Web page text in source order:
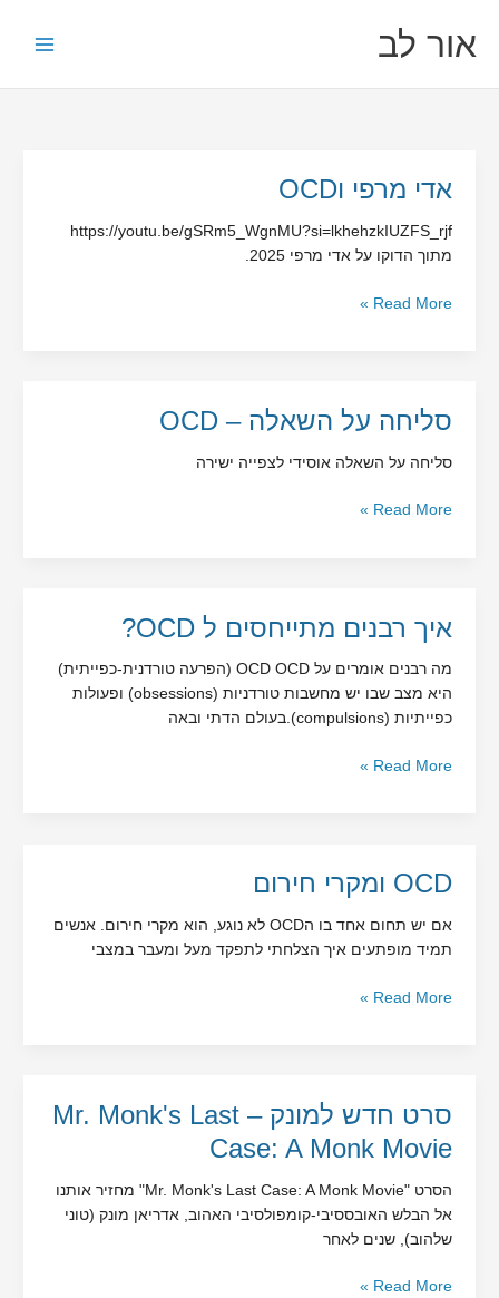
לתוכןאור לב
אדי מרפי וOCD
https://youtu.be/gSRm5_WgnMU?si=lkhehzkIUZFS_rjf
מתוך הדוקו על אדי מרפי 2025.
אדי
וOCD
Read More »
סליחה על השאלה – OCD
סליחה על השאלה אוסידי לצפייה ישירה
סליחה
השאלה
OCD
Read More »
איך רבנים מתייחסים ל OCD?
מה רבנים אומרים על OCD OCD (הפרעה טורדנית-כפייתית)
היא מצב שבו יש מחשבות טורדניות (obsessions) ופעולות
כפייתיות (compulsions).בעולם הדתי ובאה
איך
רבנים
מתייחסים
ל
OCD?
Read More »
OCD ומקרי חירום
‏אם יש תחום אחד בו הOCD לא נוגע, הוא מקרי חירום. אנשים
תמיד מופתעים איך הצלחתי לתפקד מעל ומעבר במצבי
OCD
חירום
Read More »
סרט חדש למונק – Mr. Monk's Last
Case: A Monk Movie
הסרט "Mr. Monk's Last Case: A Monk Movie" מחזיר אותנו
אל הבלש האובססיבי-קומפולסיבי האהוב, אדריאן מונק (טוני
שלהוב), שנים לאחר
סרט
למונק
Mr.
Monk's
Case:
Read More »